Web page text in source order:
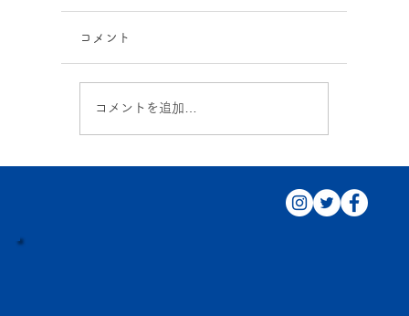
休校のお知らせ 9/21～22
コメント
コメントを追加…